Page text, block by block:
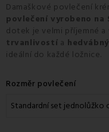
Damaškové povlečení
povlečení vyrobeno na
dotek je velmi příjemné a
trvanlivostí a
ideální do každé ložnice.
Rozměr povlečení